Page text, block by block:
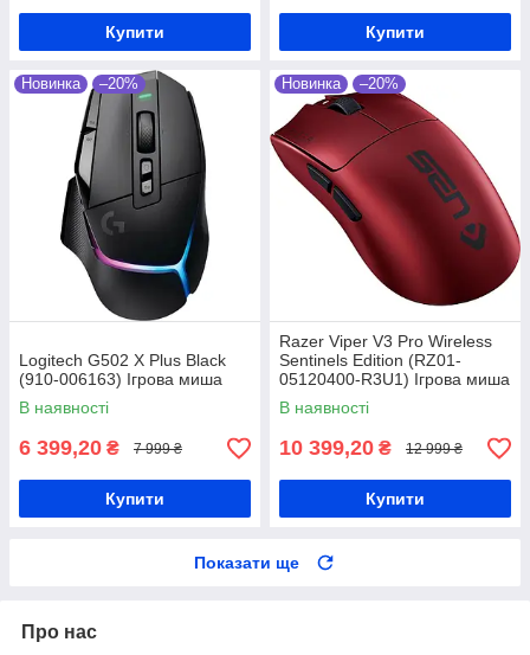
Купити Купити
Новинка –20%
Logitech G502 X Plus Black
(910-006163) Ігрова миша
В наявності
6 399,20 ₴ 7 999 ₴
Купити
Новинка –20%
Razer Viper V3 Pro Wireless
Sentinels Edition (RZ01-
05120400-R3U1) Ігрова миша
В наявності
10 399,20 ₴ 12 999 ₴
Купити
Показати ще
Про нас